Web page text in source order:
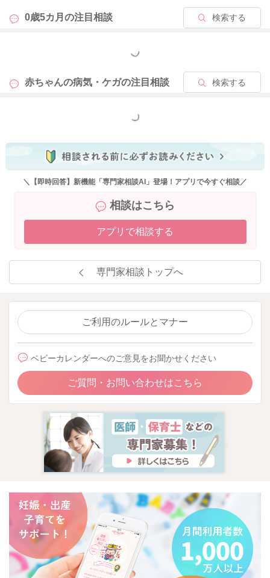
0歳5カ月の注目相談 検索する
もっと見る
赤ちゃんの病気・ケガの注目相談 検索する
もっと見る
＼【即時回答】新機能「専門家相談AI」登場！アプリで今すぐ相談／
相談はこちら
アプリで相談する
専門家相談トップへ
ご利用のルールとマナー
ベビーカレンダーへのご意見をお聞かせください
ご質問・お問い合わせはこちら